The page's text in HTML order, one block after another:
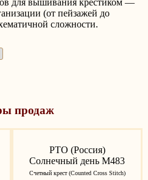
для вышивания крестиком —
(от пейзажей до
сложности.
продаж
РТО (Россия)
Солнечный день M483
Счетный крест (Counted Cross Stitch)